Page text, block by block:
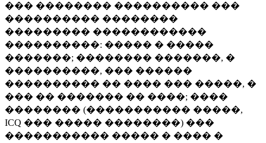
��� �������� ���������� ���
���������� ��������
��������� ������������
����������: ����� � �����
�������; �������� �������, �
����������, ��� ������
���������� �� ���� ��� �����, �
��� �� ������� �� ����; ����
�������� (����������� �����,
ICQ ��� ����� ��������) ���
����������� ����� � ���� �